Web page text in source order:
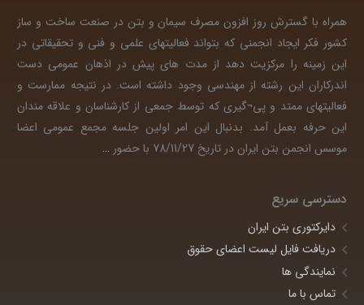
همراه با گسترش روز افزون مصرف سیمان و بتن در صنعت ساخت و ساز
کشور فکر ایجاد انجمنی که بتواند فعالیتهای علمی و فنی و تحقیقاتی در
این زمینه را مرکزیت دهد از مدت های پیش در اذهان عمومی دست
اندرکاران این رشته از مهندسی وجود داشته است. در نتیجه ممارست و
فعالیتهای ممتد و پی¬گیری که توسط جمعی از کارشناسان و علاقه مندان
این حرفه بعمل آمد. بدنبال این امر اولین جلسه مجمع عمومی اعضا
موسس انجمن بتن ایران در تاریخ 78/11/27 با حضور
…
دسترسی سریع
دایرکتوری بتن ایران
دریافت فایل لیست اعضای حقوق
نمایندگی ها
تماس با ما